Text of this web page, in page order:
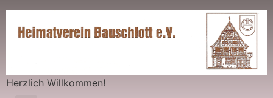
Herzlich Willkommen!